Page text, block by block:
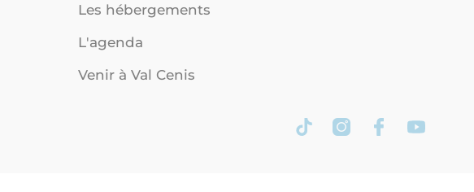
Les hébergements
L'agenda
Venir à Val Cenis